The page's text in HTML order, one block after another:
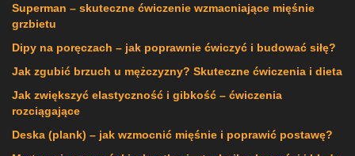
Superman – skuteczne ćwiczenie wzmacniające mięśnie
grzbietu
Dipy na poręczach – jak poprawnie ćwiczyć i budować siłę?
Jak zgubić brzuch u mężczyzny? Skuteczne ćwiczenia i dieta
Jak zwiększyć elastyczność i gibkość – ćwiczenia
rozciągające
Deska (plank) – jak wzmocnić mięśnie i poprawić postawę?